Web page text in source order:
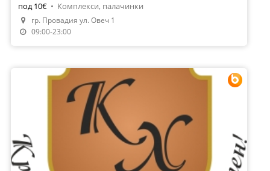
под 10€ • Комплекси, палачинки
гр. Провадия ул. Овеч 1
09:00-23:00